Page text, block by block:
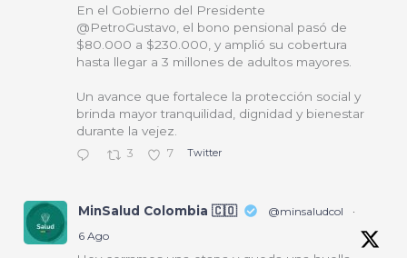
En el Gobierno del Presidente
@PetroGustavo, el bono pensional pasó de
$80.000 a $230.000, y amplió su cobertura
hasta llegar a 3 millones de adultos mayores.
Un avance que fortalece la protección social y
brinda mayor tranquilidad, dignidad y bienestar
durante la vejez.
3 7 Twitter
MinSalud Colombia 🇨🇴 @minsaludcol
·
6 Ago